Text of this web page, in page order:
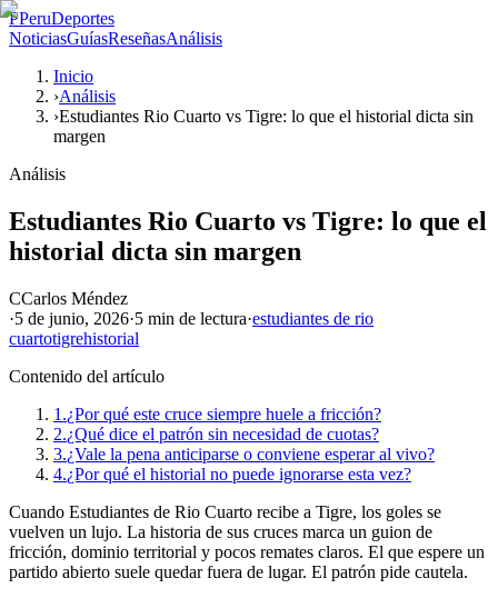
PPeruDeportes
NoticiasGuíasReseñasAnálisis
Inicio
›Análisis
›Estudiantes Rio Cuarto vs Tigre: lo que el historial dicta sin
margen
Análisis
Estudiantes Rio Cuarto vs Tigre: lo que el
historial dicta sin margen
CCarlos Méndez
·5 de junio, 2026·5 min de lectura·estudiantes de rio
cuartotigrehistorial
Contenido del artículo
1.¿Por qué este cruce siempre huele a fricción?
2.¿Qué dice el patrón sin necesidad de cuotas?
3.¿Vale la pena anticiparse o conviene esperar al vivo?
4.¿Por qué el historial no puede ignorarse esta vez?
Cuando Estudiantes de Rio Cuarto recibe a Tigre, los goles se
vuelven un lujo. La historia de sus cruces marca un guion de
fricción, dominio territorial y pocos remates claros. El que espere un
partido abierto suele quedar fuera de lugar. El patrón pide cautela.